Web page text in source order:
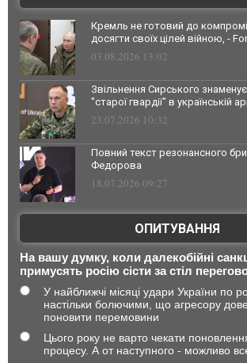
Кремль не готовий до
досягти своїх цілей війною, -
03.08.2026 13:02
Звільнення Сирського знаменує
"старої гвардії" в українській
23.07.2026 10:32
Повний текст резонансного
Федорова
18.07.2026 09:27
ОПИТУВАННЯ
На вашу думку, коли далекобійні
примусять росію сісти за стіл
У найближчі місяці удари України по
настільки болючими, що агресору
поновити перемовини
Цього року не варто чекати
процесу. А от наступного - можливо